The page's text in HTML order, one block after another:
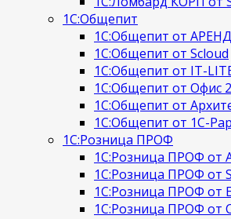
1С:Общепит
1С:Общепит от
1С:Общепит от Scloud
1С:Общепит от IT-
1С:Общепит от Офис
1С:Общепит от
1С:Общепит от 1С-
1С:Розница ПРОФ
1С:Розница ПРОФ от
1С:Розница ПРОФ от
1С:Розница ПРОФ от
1С:Розница ПРОФ от